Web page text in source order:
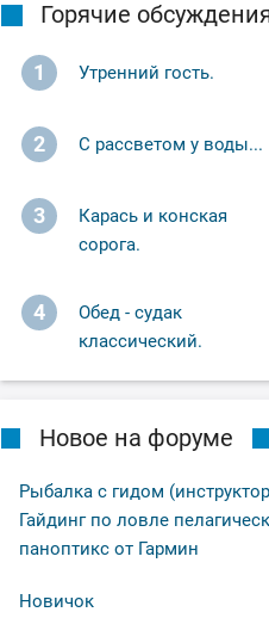
Горячие
1 Утренний гость.
2 С рассветом у воды...
3
Карась и конская
сорога.
4
Обед - судак
классический.
Новое на форуме
Рыбалка с гидом
Гайдинг по ловле
паноптикс от Гармин
Новичок